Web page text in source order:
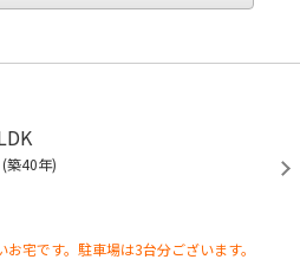
(築40年)
宅です。駐車場は3台分ございます。